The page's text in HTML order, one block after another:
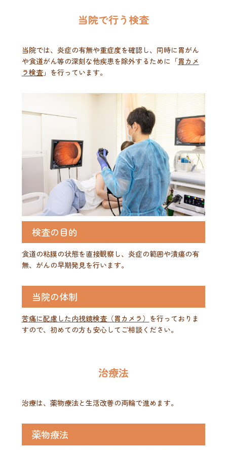
当院で行う検査
当院では、炎症の有無や重症度を確認し、同時に胃がん
や食道がん等の深刻な他疾患を除外するために「胃カメ
ラ検査」を行っています。
検査の目的
食道の粘膜の状態を直接観察し、炎症の範囲や潰瘍の有
無、がんの早期発見を行います。
当院の体制
苦痛に配慮した内視鏡検査（胃カメラ） を行っておりま
すので、初めての方も安心してご相談ください。
治療法
治療は、薬物療法と生活改善の両輪で進めます。
薬物療法